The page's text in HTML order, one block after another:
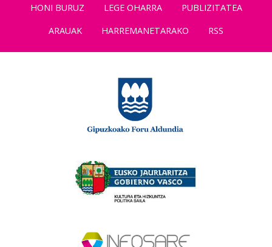
HONI BURUZ LEGE OHARRA
PUBLIZITATEA
ARAUAK
HARREMANETARAKO RSS